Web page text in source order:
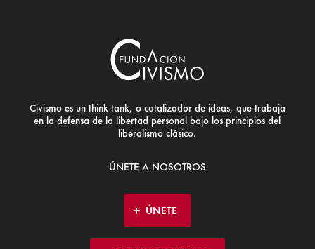
Civismo es un think tank, o catalizador de ideas, que trabaja
en la defensa de la libertad personal bajo los principios del
liberalismo clásico.
ÚNETE A NOSOTROS
ÚNETE